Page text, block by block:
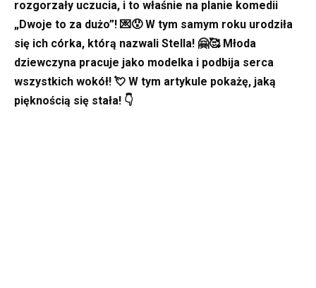
rozgorzały uczucia, i to właśnie na planie komedii
„Dwoje to za dużo”! 💌😯 W tym samym roku urodziła
się ich córka, którą nazwali Stella! 🤗🥰 Młoda
dziewczyna pracuje jako modelka i podbija serca
wszystkich wokół! 💘 W tym artykule pokażę, jaką
pięknością się stała! 👇